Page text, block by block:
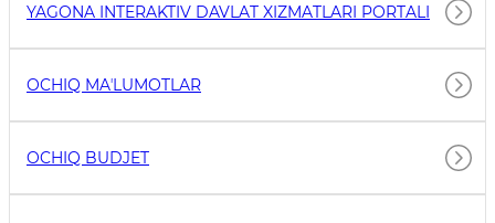
YAGONA INTERAKTIV DAVLAT XIZMATLARI PORTALI
OCHIQ MAʼLUMOTLAR
OCHIQ BUDJET